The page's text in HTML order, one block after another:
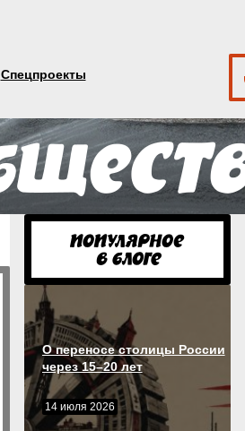
Спецпроекты
О переносе столицы России
через 15–20 лет
14 июля 2026